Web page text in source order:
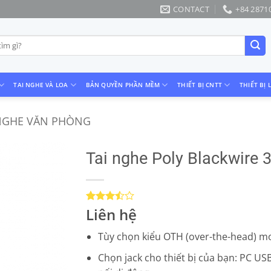
CONTACT +84
TAI NGHE VÀ LOA BẢN QUYỀN PHẦN MỀM THIẾT BỊ CNTT THIẾT BỊ
VĂN PHÒNG
Tai nghe Poly Blackwire
3.5 trên
5 dựa
2
đánh
Liên hệ
Tùy chọn kiểu OTH (over-the-head)
Chọn jack cho thiết bị của bạn: PC